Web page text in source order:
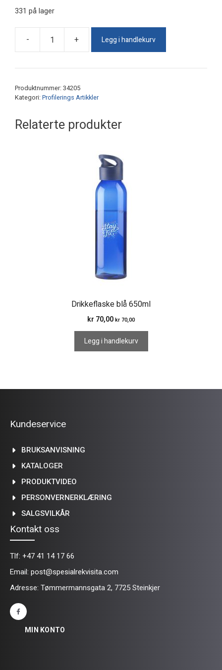
331 på lager
-
Turflaske
0,33L
+ Legg i handlekurv
Produktnummer: 34205
Kategori: Profilerings Artikkler
Relaterte produkter
Drikkeflaske blå 650ml
kr 70,00 kr 70,00
Legg i handlekurv
Kundeservice
BRUKSANVISNING
KATALOGER
PRODUKTVIDEO
PERSONVERNERKLÆRING
SALGSVILKÅR
Kontakt oss
Tlf: +47 41 14 17 66
Email: post@spesialrekvisita.com
Adresse: Tømmermannsgata 2, 7725 Steinkjer
MIN KONTO